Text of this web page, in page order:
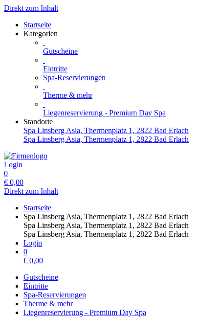
Direkt zum Inhalt
Startseite
Kategorien
Gutscheine
Eintritte
Spa-Reservierungen
Therme & mehr
Liegenreservierung - Premium Day Spa
Standorte
Spa Linsberg Asia, Thermenplatz 1, 2822 Bad Erlach
Spa Linsberg Asia, Thermenplatz 1, 2822 Bad Erlach
Login
0
€ 0,00
Direkt zum Inhalt
Startseite
Spa Linsberg Asia, Thermenplatz 1, 2822 Bad Erlach
Spa Linsberg Asia, Thermenplatz 1, 2822 Bad Erlach
Spa Linsberg Asia, Thermenplatz 1, 2822 Bad Erlach
Login
0
€ 0,00
Gutscheine
Eintritte
Spa-Reservierungen
Therme & mehr
Liegenreservierung - Premium Day Spa